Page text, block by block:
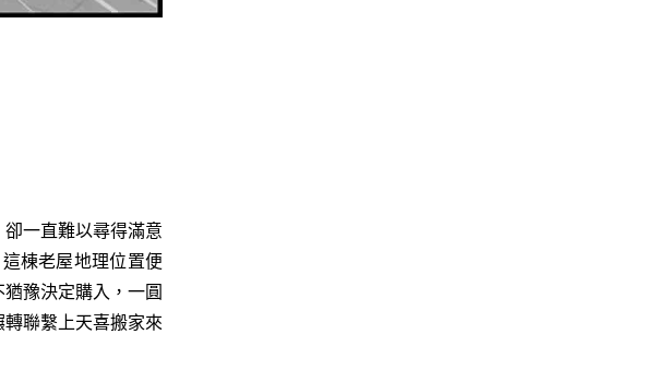
一直難以尋得滿意
棟老屋地理位置便
豫決定購入，一圓
聯繫上天喜搬家來